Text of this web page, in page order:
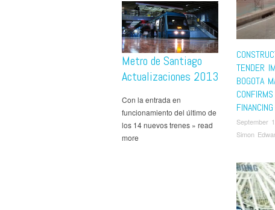
Metro de Santiago
Actualizaciones 2013
Con la entrada en
funcionamiento del último de
los 14 nuevos trenes » read
more
TENDER
BOGOTA
September
Simon